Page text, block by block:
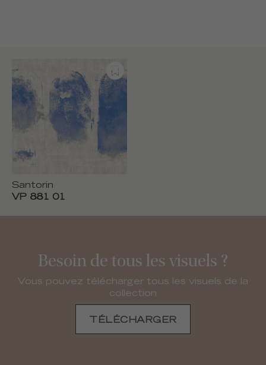
Santorin
VP 881 01
Besoin de tous les visuels ?
Vous pouvez télécharger tous les visuels de la
collection
TÉLÉCHARGER